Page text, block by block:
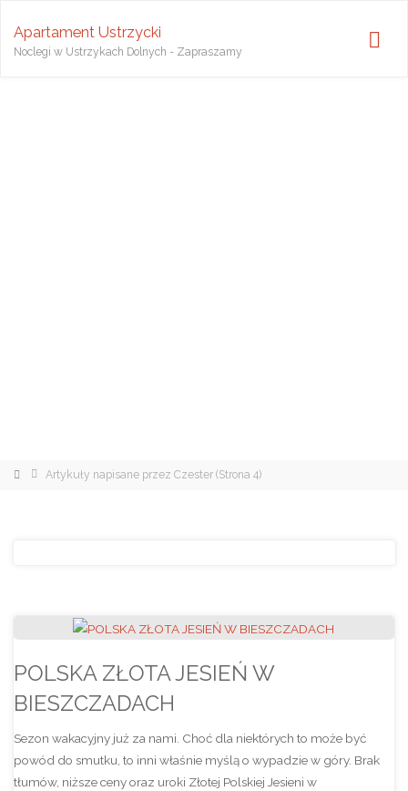
Apartament Ustrzycki
Noclegi w Ustrzykach Dolnych - Zapraszamy
StronaArtykuły napisane przez Czester (Strona 4)
POLSKA ZŁOTA JESIEŃ W
BIESZCZADACH
Sezon wakacyjny już za nami. Choć dla niektórych to może być
powód do smutku, to inni właśnie myślą o wypadzie w góry. Brak
tłumów, niższe ceny oraz uroki Złotej Polskiej Jesieni w